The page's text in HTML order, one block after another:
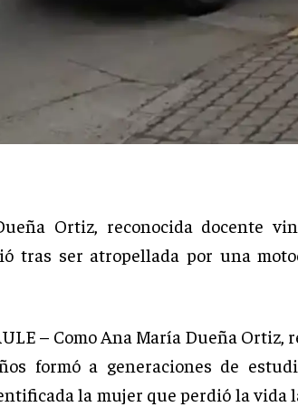
Ortiz, reconocida docente
tras ser atropellada por una
– Como Ana María Dueña Ortiz,
formó a generaciones de
la mujer que perdió la vida